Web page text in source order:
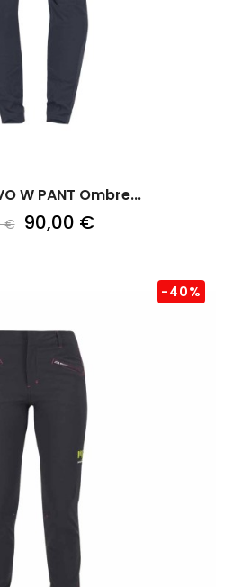
W PANT Ombre...
€ 90,00 €
-40%